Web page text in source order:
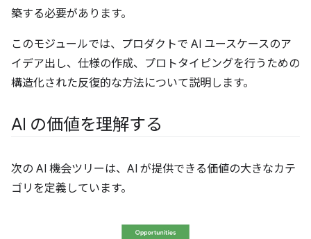
築する必要があります。
このモジュールでは、プロダクトで AI ユースケースのア
イデア出し、仕様の作成、プロトタイピングを行うための
構造化された反復的な方法について説明します。
AI の価値を理解する
次の AI 機会ツリーは、AI が提供できる価値の大きなカテ
ゴリを定義しています。